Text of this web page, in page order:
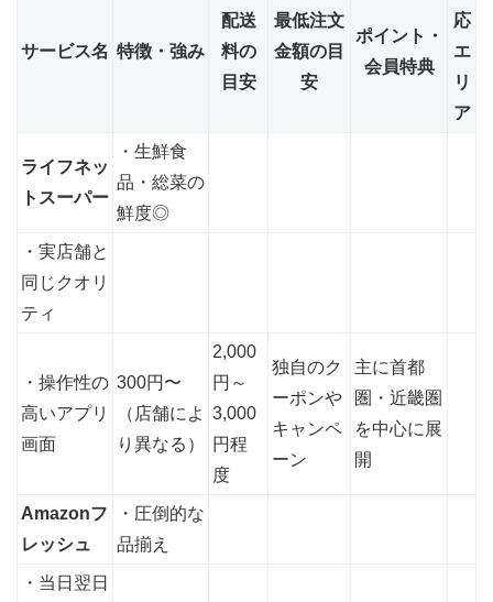
サービス名 特徴・強み
配送
料の
目安
最低注文
金額の目
安
ポイント・
会員特典
応
エ
リ
ア
ライフネッ
トスーパー
・生鮮食
品・総菜の
鮮度◎
・実店舗と
同じクオリ
ティ
・操作性の
高いアプリ
画面
300円〜
（店舗によ
り異なる）
2,000
円～
3,000
円程
度
独自のク
ーポンや
キャンペ
ーン
主に首都
圏・近畿圏
を中心に展
開
Amazonフ
レッシュ
・圧倒的な
品揃え
・当日翌日